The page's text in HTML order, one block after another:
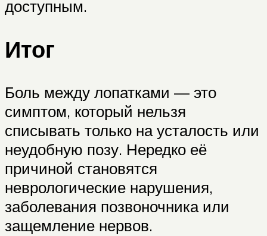
доступным.
Итог
Боль между лопатками — это
симптом, который нельзя
списывать только на усталость или
неудобную позу. Нередко её
причиной становятся
неврологические нарушения,
заболевания позвоночника или
защемление нервов.